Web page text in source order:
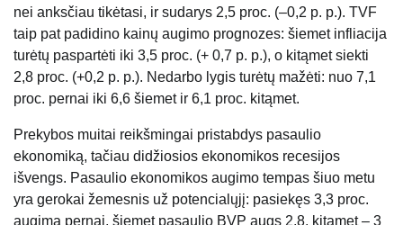
nei anksčiau tikėtasi, ir sudarys 2,5 proc. (–0,2 p. p.). TVF
taip pat padidino kainų augimo prognozes: šiemet infliacija
turėtų paspartėti iki 3,5 proc. (+ 0,7 p. p.), o kitąmet siekti
2,8 proc. (+0,2 p. p.). Nedarbo lygis turėtų mažėti: nuo 7,1
proc. pernai iki 6,6 šiemet ir 6,1 proc. kitąmet.
Prekybos muitai reikšmingai pristabdys pasaulio
ekonomiką, tačiau didžiosios ekonomikos recesijos
išvengs. Pasaulio ekonomikos augimo tempas šiuo metu
yra gerokai žemesnis už potencialųjį: pasiekęs 3,3 proc.
augimą pernai, šiemet pasaulio BVP augs 2,8, kitąmet – 3